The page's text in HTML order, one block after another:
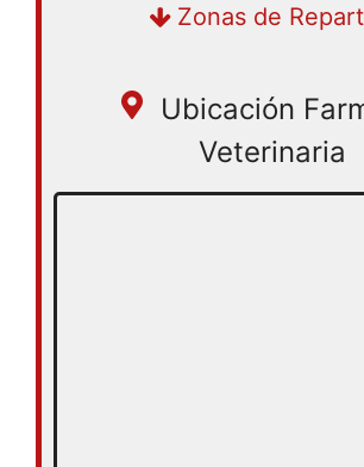
Zonas de
Ubicación
Veterinaria